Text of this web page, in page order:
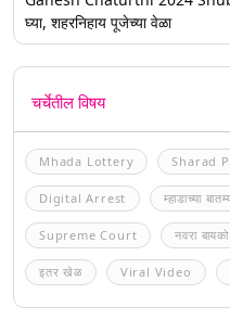
घ्या, शहरनिहाय पूजेच्या वेळा
चर्चेतील विषय
Mhada Lottery Sharad
Digital Arrest म्हाडाच्या
Supreme Court नवरा बायको
इतर खेळ Viral Video